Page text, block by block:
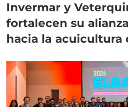
Invermar y
fortalecen su
hacia la acuicultura